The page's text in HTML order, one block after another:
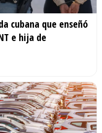
cubana que enseñó
e hija de